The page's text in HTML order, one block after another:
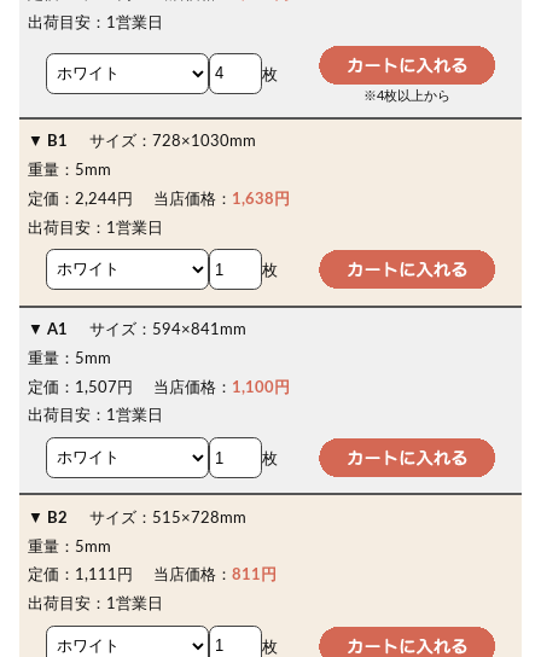
出荷目安： 1営業日
枚
※4枚以上から
B1 サイズ： 728×1030mm
重量： 5mm
定価： 2,244円 当店価格： 1,638円
出荷目安： 1営業日
枚
A1 サイズ： 594×841mm
重量： 5mm
定価： 1,507円 当店価格： 1,100円
出荷目安： 1営業日
枚
B2 サイズ： 515×728mm
重量： 5mm
定価： 1,111円 当店価格：811円
出荷目安： 1営業日
枚